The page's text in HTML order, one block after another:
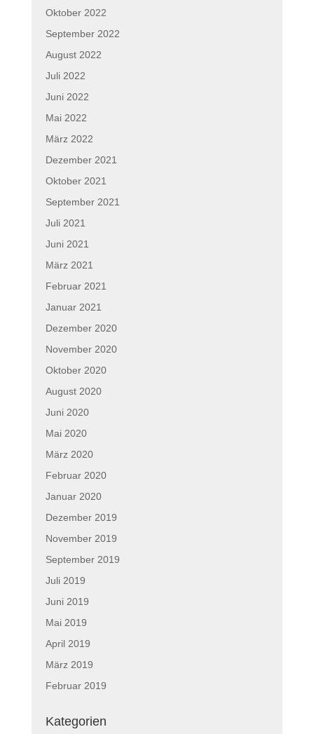
Oktober 2022
September 2022
August 2022
Juli 2022
Juni 2022
Mai 2022
März 2022
Dezember 2021
Oktober 2021
September 2021
Juli 2021
Juni 2021
März 2021
Februar 2021
Januar 2021
Dezember 2020
November 2020
Oktober 2020
August 2020
Juni 2020
Mai 2020
März 2020
Februar 2020
Januar 2020
Dezember 2019
November 2019
September 2019
Juli 2019
Juni 2019
Mai 2019
April 2019
März 2019
Februar 2019
Kategorien